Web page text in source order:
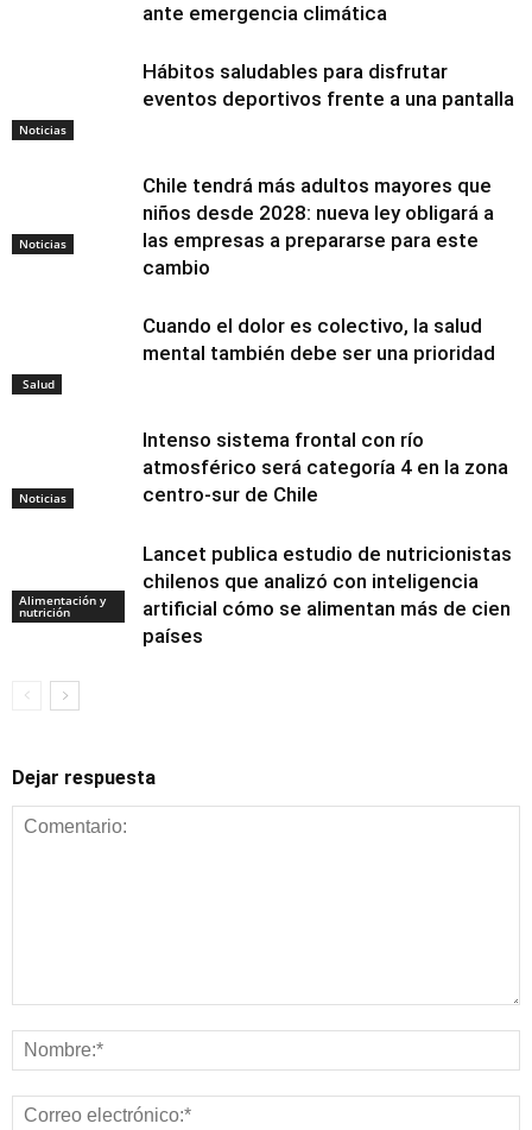
ante emergencia climática
Noticias
Hábitos saludables para disfrutar
eventos deportivos frente a una pantalla
Noticias
Chile tendrá más adultos mayores que
niños desde 2028: nueva ley obligará a
las empresas a prepararse para este
cambio
Salud
Cuando el dolor es colectivo, la salud
mental también debe ser una prioridad
Noticias
Intenso sistema frontal con río
atmosférico será categoría 4 en la zona
centro-sur de Chile
Alimentación y
nutrición
Lancet publica estudio de nutricionistas
chilenos que analizó con inteligencia
artificial cómo se alimentan más de cien
países
Dejar respuesta